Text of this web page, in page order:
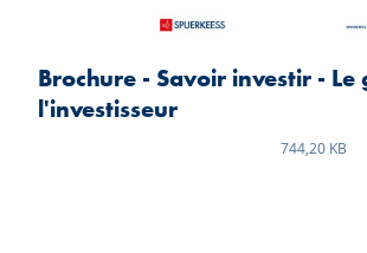
Brochure - Savoir investir - Le
l'investisseur
Taille du
744,20 KB